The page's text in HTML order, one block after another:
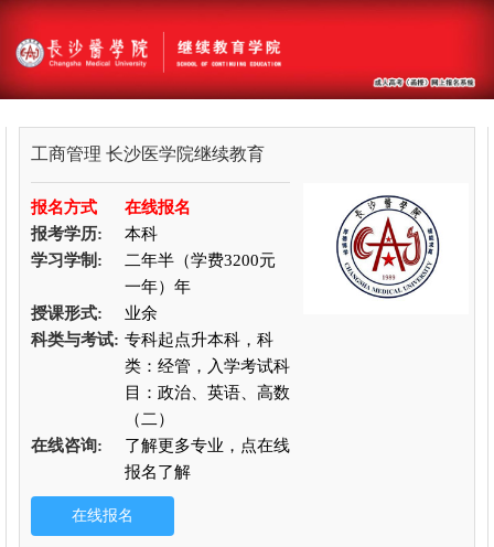
工商管理 长沙医学院继续教育
报名方式
在线报名
报考学历:
本科
学习学制:
二年半（学费3200元
一年）年
授课形式:
业余
科类与考试: 专科起点升本科，科
类：经管，入学考试科
目：政治、英语、高数
（二）
在线咨询:
了解更多专业，点在线
报名了解